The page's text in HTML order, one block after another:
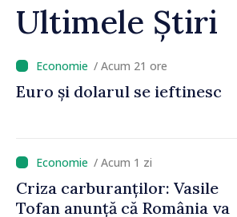
Ultimele Știri
/ Acum 21 ore
Euro și dolarul se ieftinesc
/ Acum 1 zi
Criza carburanților: Vasile
Tofan anunță că România va